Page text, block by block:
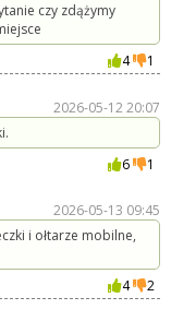
czy zdążymy
4
1
2026-05-12 20:07
6
1
2026-05-13 09:45
i ołtarze mobilne,
4
2